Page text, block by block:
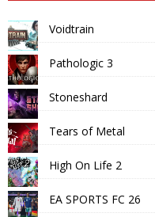
Voidtrain
Pathologic 3
Stoneshard
Tears of Metal
High On Life 2
EA SPORTS FC 26